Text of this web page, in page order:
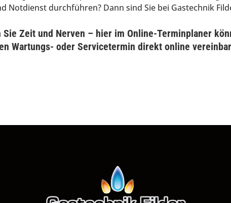
Notdienst durchführen? Dann sind Sie bei Gastechnik
Sie Zeit und Nerven – hier im Online-Terminplaner
Wartungs- oder Servicetermin direkt online